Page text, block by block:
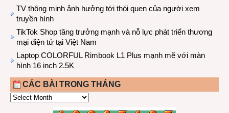
TV thông minh ảnh hưởng tới thói quen của người xem
truyền hình
TikTok Shop tăng trưởng mạnh và nỗ lực phát triển thương
mại điện tử tại Việt Nam
Laptop COLORFUL Rimbook L1 Plus mạnh mẽ với màn
hình 16 inch 2.5K
CÁC BÀI TRONG THÁNG
CÁC